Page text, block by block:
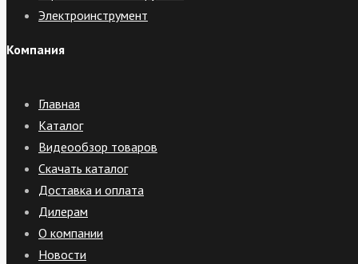
Электроинструмент
Компания
Главная
Каталог
Видеообзор товаров
Скачать каталог
Доставка и оплата
Дилерам
О компании
Новости